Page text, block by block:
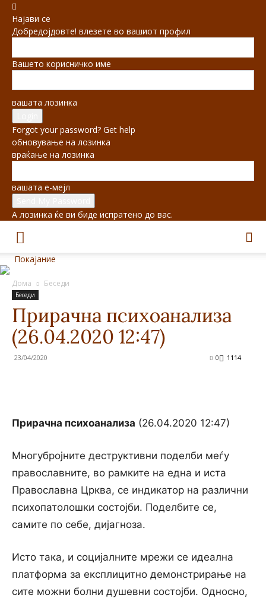
Најави се
Добредојдовте! влезете во вашиот профил
Вашето корисничко име
вашата лозинка
Forgot your password? Get help
обновување на лозинка
враќање на лозинка
вашата е-мејл
А лозинка ќе ви биде испратено до вас.
Покајание
Дома Беседи
Беседи
Прирачна психоанализа
(26.04.2020 12:47)
23/04/2020 1114
0
Прирачна психоанализа (26.04.2020 12:47)
Многубројните деструктивни поделби меѓу
православните, во рамките на една и иста
Православна Црква, се индикатор на различни
психопатолошки состојби. Поделбите се,
самите по себе, дијагноза.
Исто така, и социјалните мрежи се идеална
платформа за експлицитно демонстрирање на
сите можни болни душевни состојби. Односно,